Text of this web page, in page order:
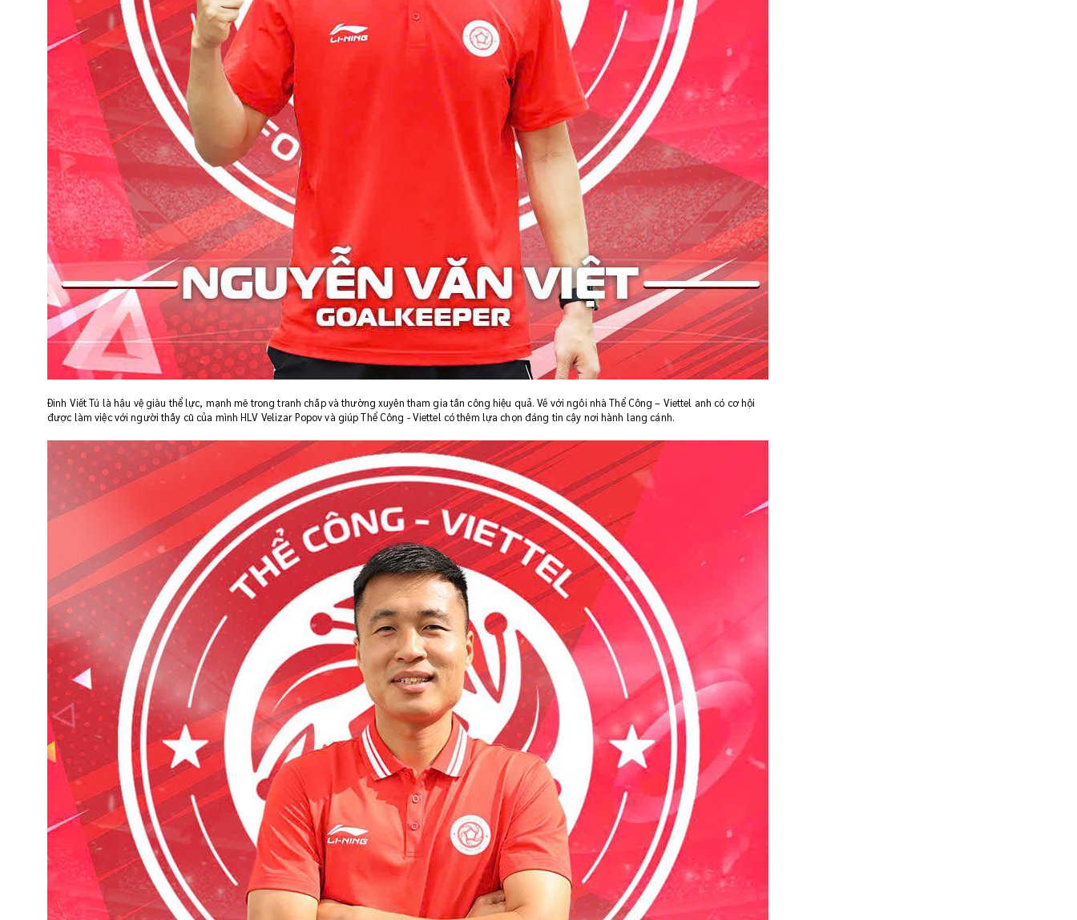
Đinh Viết Tú là hậu vệ giàu thể lực, mạnh mẽ trong tranh chấp và thường xuyên tham gia tấn công hiệu quả. Về với ngôi nhà Thể Công – Viettel anh có cơ hội
được làm việc với người thầy cũ của mình HLV Velizar Popov và giúp Thể Công - Viettel có thêm lựa chọn đáng tin cậy nơi hành lang cánh.